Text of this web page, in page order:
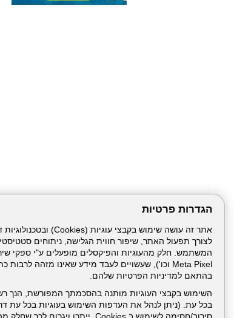
הגדרות פרטיות
לצורך תפעול האתר, שיפור חווית הגלישה, ניתוחים
בהתאם למדיניות הפרטיות שלהם.
השימוש בקבצי העוגיות מותנה בהסכמתך המפורשת, הנך
בכל עת. (ניתן לנהל את העדפות השימוש בעוגיות בכל עת
דרונט
דיגיטל
-
אתרי
וורדפרס,
בניית
ניהול תכנים: